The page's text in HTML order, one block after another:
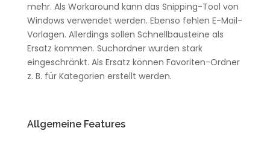
mehr. Als Workaround kann das Snipping-Tool von
Windows verwendet werden. Ebenso fehlen E-Mail-
Vorlagen. Allerdings sollen Schnellbausteine als
Ersatz kommen. Suchordner wurden stark
eingeschränkt. Als Ersatz können Favoriten-Ordner
z. B. für Kategorien erstellt werden.
Allgemeine Features